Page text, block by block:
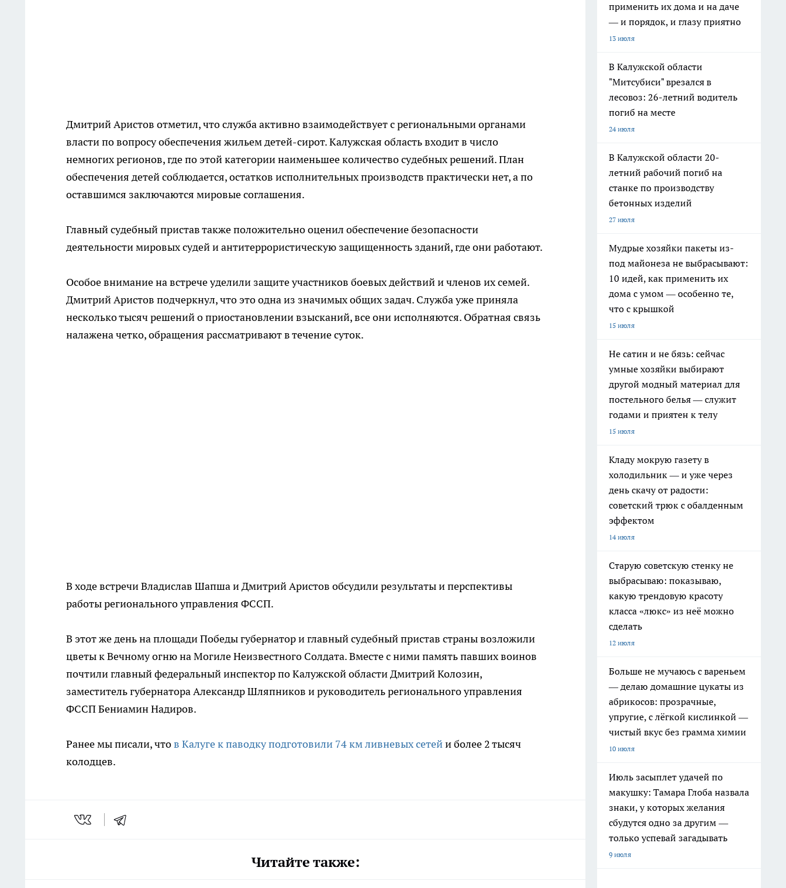
Дмитрий Аристов отметил, что служба активно взаимодействует с региональными органами
власти по вопросу обеспечения жильем детей-сирот. Калужская область входит в число
немногих регионов, где по этой категории наименьшее количество судебных решений. План
обеспечения детей соблюдается, остатков исполнительных производств практически нет, а по
оставшимся заключаются мировые соглашения.
Главный судебный пристав также положительно оценил обеспечение безопасности
деятельности мировых судей и антитеррористическую защищенность зданий, где они работают.
Особое внимание на встрече уделили защите участников боевых действий и членов их семей.
Дмитрий Аристов подчеркнул, что это одна из значимых общих задач. Служба уже приняла
несколько тысяч решений о приостановлении взысканий, все они исполняются. Обратная связь
налажена четко, обращения рассматривают в течение суток.
В ходе встречи Владислав Шапша и Дмитрий Аристов обсудили результаты и перспективы
работы регионального управления ФССП.
В этот же день на площади Победы губернатор и главный судебный пристав страны возложили
цветы к Вечному огню на Могиле Неизвестного Солдата. Вместе с ними память павших воинов
почтили главный федеральный инспектор по Калужской области Дмитрий Колозин,
заместитель губернатора Александр Шляпников и руководитель регионального управления
ФССП Бениамин Надиров.
Ранее мы писали, чтов Калуге к паводку подготовили 74 км ливневых сетейи более 2 тысяч
колодцев.
Читайте также:
применить их дома и на даче
— и порядок, и глазу приятно
13 июля
В Калужской области
"Митсубиси" врезался в
лесовоз: 26-летний водитель
погиб на месте
24 июля
В Калужской области 20-
летний рабочий погиб на
станке по производству
бетонных изделий
27 июля
Мудрые хозяйки пакеты из-
под майонеза не выбрасывают:
10 идей, как применить их
дома с умом — особенно те,
что с крышкой
15 июля
Не сатин и не бязь: сейчас
умные хозяйки выбирают
другой модный материал для
постельного белья — служит
годами и приятен к телу
15 июля
Кладу мокрую газету в
холодильник — и уже через
день скачу от радости:
советский трюк с обалденным
эффектом
14 июля
Старую советскую стенку не
выбрасываю: показываю,
какую трендовую красоту
класса «люкс» из неё можно
сделать
12 июля
Больше не мучаюсь с вареньем
— делаю домашние цукаты из
абрикосов: прозрачные,
упругие, с лёгкой кислинкой —
чистый вкус без грамма химии
10 июля
Июль засыплет удачей по
макушку: Тамара Глоба назвала
знаки, у которых желания
сбудутся одно за другим —
только успевай загадывать
9 июля